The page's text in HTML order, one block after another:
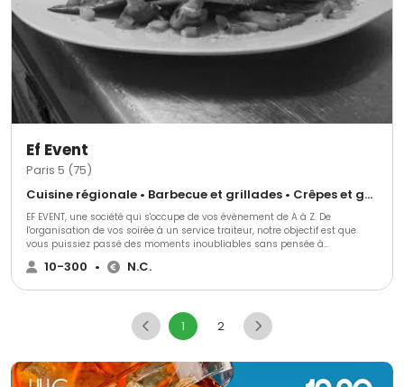
Ef Event
Paris 5 (75)
Cuisine régionale • Barbecue et grillades • Crêpes et galettes
EF EVENT, une société qui s'occupe de vos évènement de A à Z. De
l'organisation de vos soirée à un service traiteur, notre objectif est que
vous puissiez passé des moments inoubliables sans pensée à
l'organisation.
10-300 • N.C.
1 2